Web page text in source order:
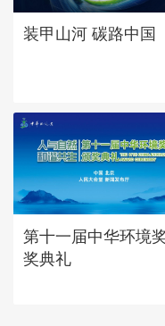
装甲山河 碳路中国
第十一届中华环境
奖典礼